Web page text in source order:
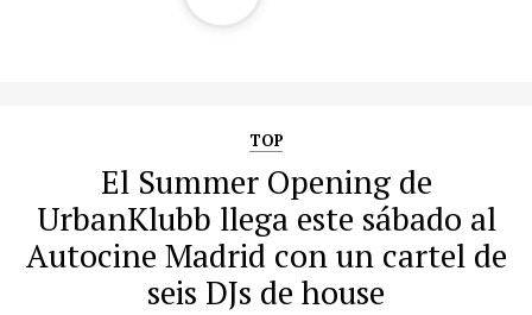
TOP
El Summer Opening de
UrbanKlubb llega este sábado al
Autocine Madrid con un cartel de
seis DJs de house